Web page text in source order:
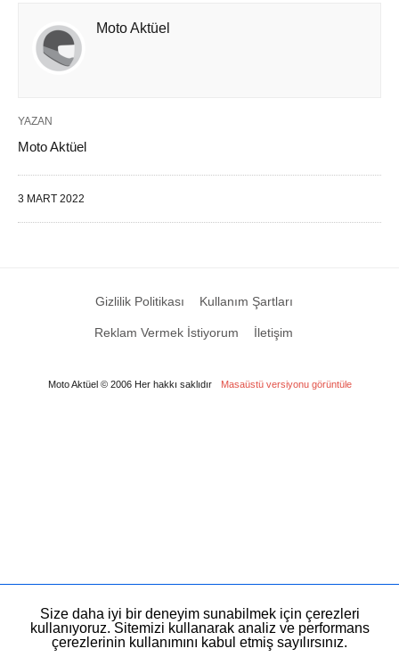
Moto Aktüel
YAZAN
Moto Aktüel
3 MART 2022
Gizlilik Politikası Kullanım Şartları
Reklam Vermek İstiyorum İletişim
Moto Aktüel © 2006 Her hakkı saklıdır Masaüstü versiyonu görüntüle
Size daha iyi bir deneyim sunabilmek için çerezleri
kullanıyoruz. Sitemizi kullanarak analiz ve performans
çerezlerinin kullanımını kabul etmiş sayılırsınız.